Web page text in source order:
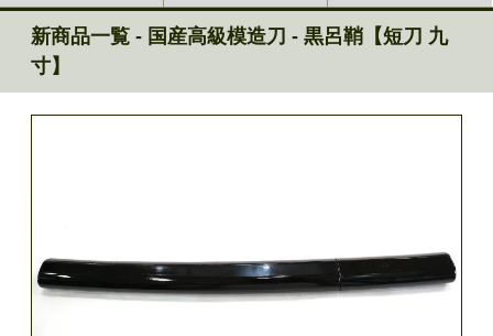
新商品一覧 - 国産高級模造刀 - 黒呂鞘【短刀 九
寸】